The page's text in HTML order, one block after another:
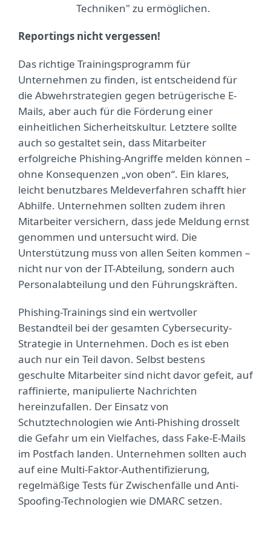
Techniken" zu ermöglichen.
Reportings nicht vergessen!
Das richtige Trainingsprogramm für
Unternehmen zu finden, ist entscheidend für
die Abwehrstrategien gegen betrügerische E-
Mails, aber auch für die Förderung einer
einheitlichen Sicherheitskultur. Letztere sollte
auch so gestaltet sein, dass Mitarbeiter
erfolgreiche Phishing-Angriffe melden können –
ohne Konsequenzen „von oben“. Ein klares,
leicht benutzbares Meldeverfahren schafft hier
Abhilfe. Unternehmen sollten zudem ihren
Mitarbeiter versichern, dass jede Meldung ernst
genommen und untersucht wird. Die
Unterstützung muss von allen Seiten kommen –
nicht nur von der IT-Abteilung, sondern auch
Personalabteilung und den Führungskräften.
Phishing-Trainings sind ein wertvoller
Bestandteil bei der gesamten Cybersecurity-
Strategie in Unternehmen. Doch es ist eben
auch nur ein Teil davon. Selbst bestens
geschulte Mitarbeiter sind nicht davor gefeit, auf
raffinierte, manipulierte Nachrichten
hereinzufallen. Der Einsatz von
Schutztechnologien wie Anti-Phishing drosselt
die Gefahr um ein Vielfaches, dass Fake-E-Mails
im Postfach landen. Unternehmen sollten auch
auf eine Multi-Faktor-Authentifizierung,
regelmäßige Tests für Zwischenfälle und Anti-
Spoofing-Technologien wie DMARC setzen.